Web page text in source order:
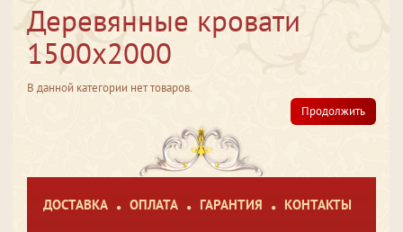
Деревянные кровати
1500х2000
В данной категории нет товаров.
Продолжить
ДОСТАВКА ОПЛАТА ГАРАНТИЯ КОНТАКТЫ